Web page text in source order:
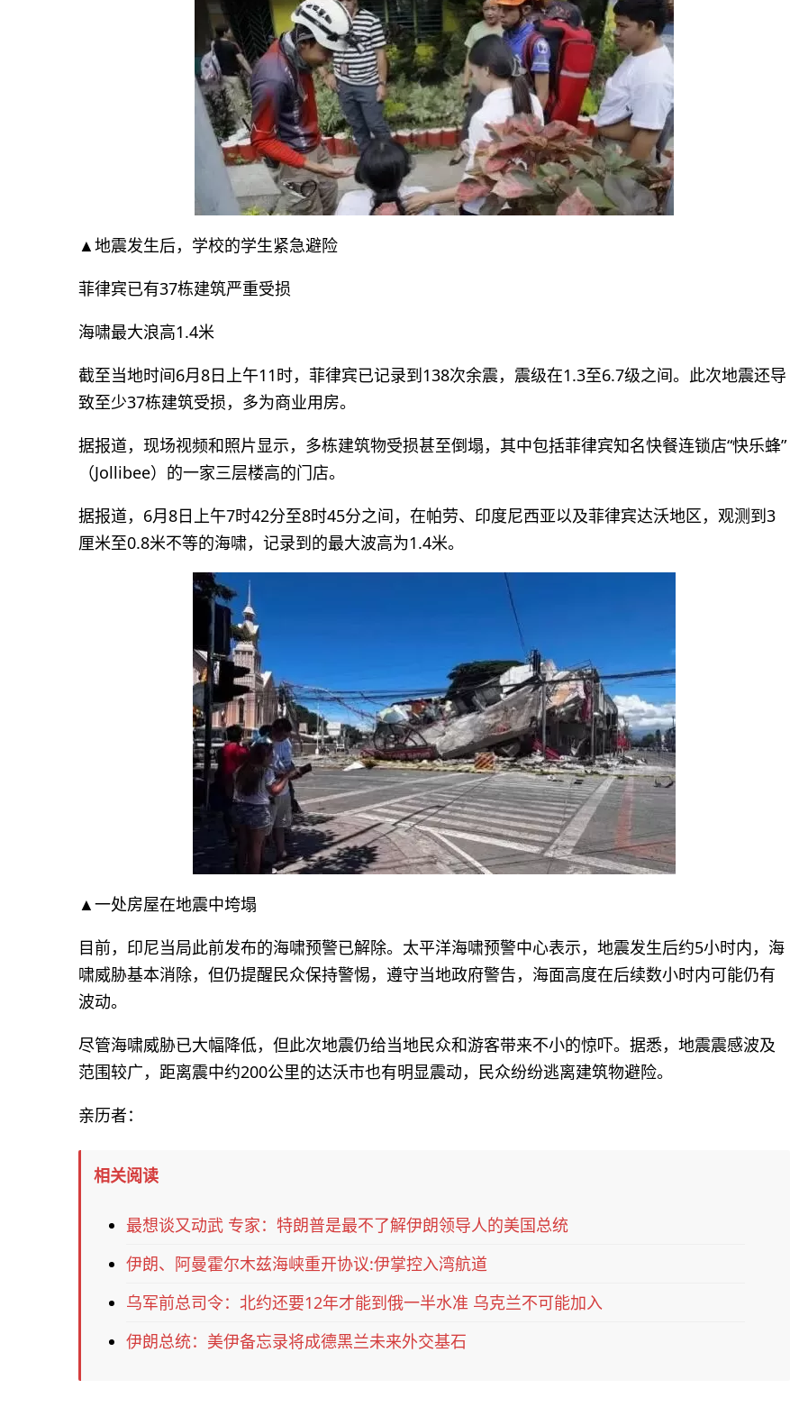
▲地震发生后，学校的学生紧急避险
菲律宾已有37栋建筑严重受损
海啸最大浪高1.4米
截至当地时间6月8日上午11时，菲律宾已记录到138次余震，震级在1.3至6.7级之间。此次地震还导
致至少37栋建筑受损，多为商业用房。
据报道，现场视频和照片显示，多栋建筑物受损甚至倒塌，其中包括菲律宾知名快餐连锁店“快乐蜂”
（Jollibee）的一家三层楼高的门店。
据报道，6月8日上午7时42分至8时45分之间，在帕劳、印度尼西亚以及菲律宾达沃地区，观测到3
厘米至0.8米不等的海啸，记录到的最大波高为1.4米。
▲一处房屋在地震中垮塌
目前，印尼当局此前发布的海啸预警已解除。太平洋海啸预警中心表示，地震发生后约5小时内，海
啸威胁基本消除，但仍提醒民众保持警惕，遵守当地政府警告，海面高度在后续数小时内可能仍有
波动。
尽管海啸威胁已大幅降低，但此次地震仍给当地民众和游客带来不小的惊吓。据悉，地震震感波及
范围较广，距离震中约200公里的达沃市也有明显震动，民众纷纷逃离建筑物避险。
亲历者：
相关阅读
最想谈又动武 专家：特朗普是最不了解伊朗领导人的美国总统
伊朗、阿曼霍尔木兹海峡重开协议:伊掌控入湾航道
乌军前总司令：北约还要12年才能到俄一半水准 乌克兰不可能加入
伊朗总统：美伊备忘录将成德黑兰未来外交基石